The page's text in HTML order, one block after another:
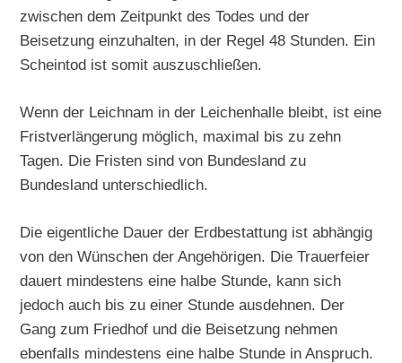
zwischen dem Zeitpunkt des Todes und der
Beisetzung einzuhalten, in der Regel 48 Stunden. Ein
Scheintod ist somit auszuschließen.
Wenn der Leichnam in der Leichenhalle bleibt, ist eine
Fristverlängerung möglich, maximal bis zu zehn
Tagen. Die Fristen sind von Bundesland zu
Bundesland unterschiedlich.
Die eigentliche Dauer der Erdbestattung ist abhängig
von den Wünschen der Angehörigen. Die Trauerfeier
dauert mindestens eine halbe Stunde, kann sich
jedoch auch bis zu einer Stunde ausdehnen. Der
Gang zum Friedhof und die Beisetzung nehmen
ebenfalls mindestens eine halbe Stunde in Anspruch.